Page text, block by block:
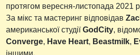
протягом вересня-листопада 2021
За мікс та мастеринг відповідав
американської студіїGodCity,
Converge, Have Heart, Beastmilk,
іншими.